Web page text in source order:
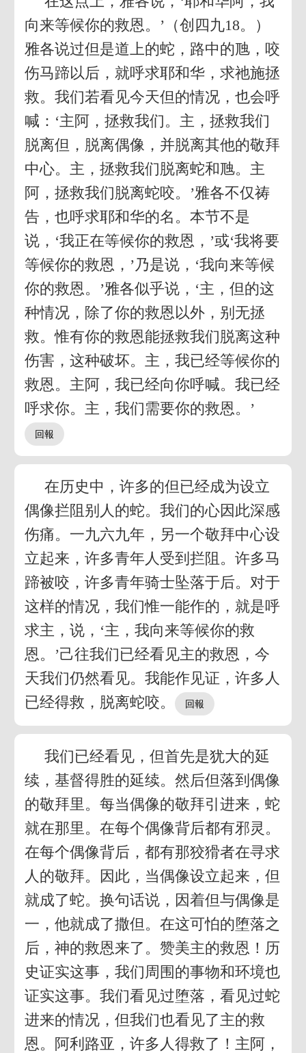
向来等候你的救恩。’（创四九18。）
雅各说过但是道上的蛇，路中的虺，咬
伤马蹄以后，就呼求耶和华，求祂施拯
救。我们若看见今天但的情况，也会呼
喊：‘主阿，拯救我们。主，拯救我们
脱离但，脱离偶像，并脱离其他的敬拜
中心。主，拯救我们脱离蛇和虺。主
阿，拯救我们脱离蛇咬。’雅各不仅祷
告，也呼求耶和华的名。本节不是
说，‘我正在等候你的救恩，’或‘我将要
等候你的救恩，’乃是说，‘我向来等候
你的救恩。’雅各似乎说，‘主，但的这
种情况，除了你的救恩以外，别无拯
救。惟有你的救恩能拯救我们脱离这种
伤害，这种破坏。主，我已经等候你的
救恩。主阿，我已经向你呼喊。我已经
呼求你。主，我们需要你的救恩。’
在历史中，许多的但已经成为设立
偶像拦阻别人的蛇。我们的心因此深感
伤痛。一九六九年，另一个敬拜中心设
立起来，许多青年人受到拦阻。许多马
蹄被咬，许多青年骑士坠落于后。对于
这样的情况，我们惟一能作的，就是呼
求主，说，‘主，我向来等候你的救
恩。’己往我们已经看见主的救恩，今
天我们仍然看见。我能作见证，许多人
已经得救，脱离蛇咬。
我们已经看见，但首先是犹大的延
续，基督得胜的延续。然后但落到偶像
的敬拜里。每当偶像的敬拜引进来，蛇
就在那里。在每个偶像背后都有邪灵。
在每个偶像背后，都有那狡猾者在寻求
人的敬拜。因此，当偶像设立起来，但
就成了蛇。换句话说，因着但与偶像是
一，他就成了撒但。在这可怕的堕落之
后，神的救恩来了。赞美主的救恩！历
史证实这事，我们周围的事物和环境也
证实这事。我们看见过堕落，看见过蛇
进来的情况，但我们也看见了主的救
恩。阿利路亚，许多人得救了！主阿，